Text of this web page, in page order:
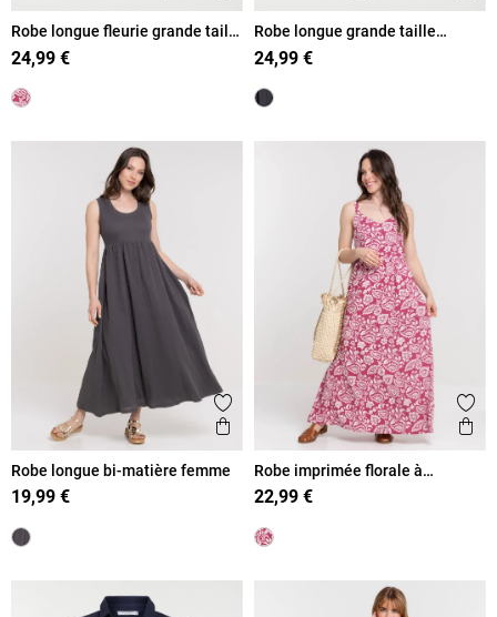
Robe longue fleurie grande taille
femme
24,99 €
Robe longue grande taille
femme
24,99 €
Ajouter aux favoris
Aperçu rapide
Robe longue bi-matière femme
19,99 €
Robe imprimée florale à
bretelles femme
22,99 €